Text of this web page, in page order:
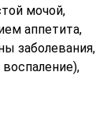
мочой,
аппетита,
заболевания,